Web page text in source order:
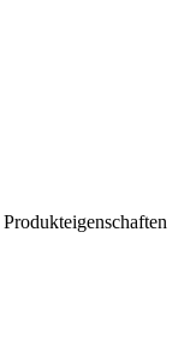
Produkteigenschaften